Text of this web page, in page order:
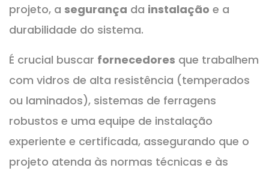
projeto, a segurança da instalação e a
durabilidade do sistema.
É crucial buscar fornecedores que trabalhem
com vidros de alta resistência (temperados
ou laminados), sistemas de ferragens
robustos e uma equipe de instalação
experiente e certificada, assegurando que o
projeto atenda às normas técnicas e às